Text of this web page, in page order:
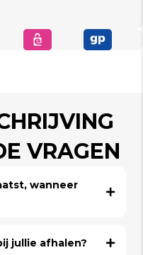
VRAGEN
wanneer
jullie afhalen?